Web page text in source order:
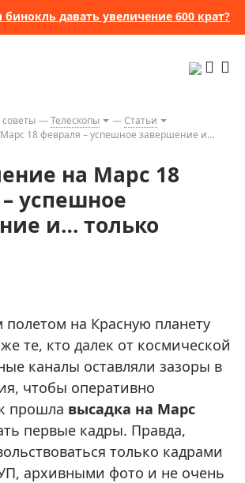
давать увеличение 600 крат?
Телескопы
Статьи
18 февраля – успешное завершение и…
на Марс 18
успешное
и… только
на Красную планету
те, кто далек от космической
каналы оставляли зазоры в
чтобы оперативно
прошла высадка на Марс
первые кадры. Правда,
только кадрами
архивными фото и не очень